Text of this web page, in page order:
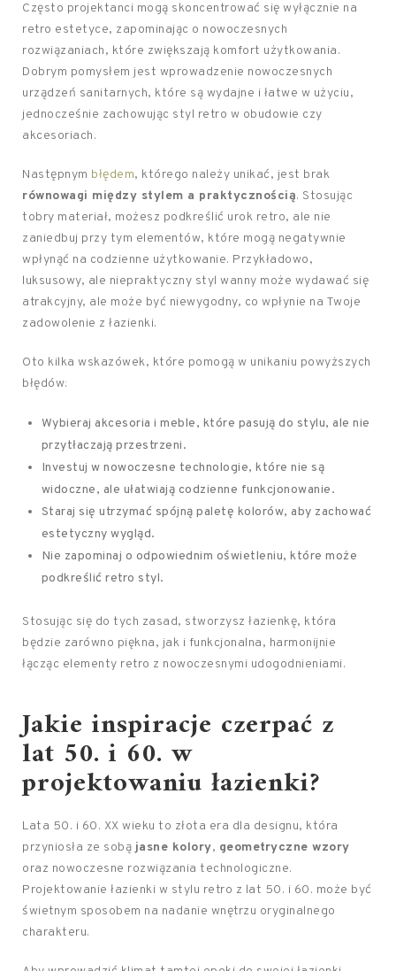
Często projektanci mogą skoncentrować się wyłącznie na
retro estetyce, zapominając o nowoczesnych
rozwiązaniach, które zwiększają komfort użytkowania.
Dobrym pomysłem jest wprowadzenie nowoczesnych
urządzeń sanitarnych, które są wydajne i łatwe w użyciu,
jednocześnie zachowując styl retro w obudowie czy
akcesoriach.
Następnym błędem, którego należy unikać, jest brak
równowagi między stylem a praktycznością. Stosując
tobry materiał, możesz podkreślić urok retro, ale nie
zaniedbuj przy tym elementów, które mogą negatywnie
wpłynąć na codzienne użytkowanie. Przykładowo,
luksusowy, ale niepraktyczny styl wanny może wydawać się
atrakcyjny, ale może być niewygodny, co wpłynie na Twoje
zadowolenie z łazienki.
Oto kilka wskazówek, które pomogą w unikaniu powyższych
błędów:
Wybieraj akcesoria i meble, które pasują do stylu, ale nie
przytłaczają przestrzeni.
Investuj w nowoczesne technologie, które nie są
widoczne, ale ułatwiają codzienne funkcjonowanie.
Staraj się utrzymać spójną paletę kolorów, aby zachować
estetyczny wygląd.
Nie zapominaj o odpowiednim oświetleniu, które może
podkreślić retro styl.
Stosując się do tych zasad, stworzysz łazienkę, która
będzie zarówno piękna, jak i funkcjonalna, harmonijnie
łącząc elementy retro z nowoczesnymi udogodnieniami.
Jakie inspiracje czerpać z
lat 50. i 60. w
projektowaniu łazienki?
Lata 50. i 60. XX wieku to złota era dla designu, która
przyniosła ze sobąjasne kolory, geometryczne wzory
oraz nowoczesne rozwiązania technologiczne.
Projektowanie łazienki w stylu retro z lat 50. i 60. może być
świetnym sposobem na nadanie wnętrzu oryginalnego
charakteru.